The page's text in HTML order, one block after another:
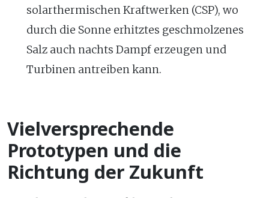
solarthermischen Kraftwerken (CSP), wo
durch die Sonne erhitztes geschmolzenes
Salz auch nachts Dampf erzeugen und
Turbinen antreiben kann.
Vielversprechende
Prototypen und die
Richtung der Zukunft